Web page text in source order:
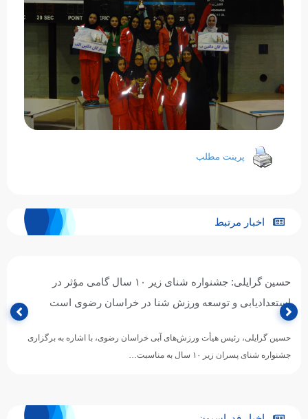
پرینت مطلب
اخبار مرتبط
حسین گرایلی: جشنواره شنای زیر ۱۰ سال گامی مؤثر در
استعدادیابی و توسعه ورزش شنا در خراسان رضوی است
حسین گرایلی، رئیس هیأت ورزش‌های آبی خراسان رضوی، با اشاره به برگزاری
جشنواره شنای پسران زیر ۱۰ سال به مناسبت…